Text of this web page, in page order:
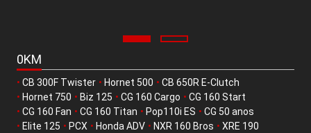
0KM
• CB 300F Twister • Hornet 500 • CB 650R E-Clutch
• Hornet 750 • Biz 125 • CG 160 Cargo • CG 160 Start
• CG 160 Fan • CG 160 Titan • Pop110i ES • CG 50 anos
• Elite 125 • PCX • Honda ADV • NXR 160 Bros • XRE 190